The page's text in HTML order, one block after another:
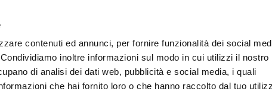
contenuti ed annunci, per fornire funzionalità dei social
inoltre informazioni sul modo in cui utilizzi il nostro
di analisi dei dati web, pubblicità e social media, i quali
che hai fornito loro o che hanno raccolto dal tuo